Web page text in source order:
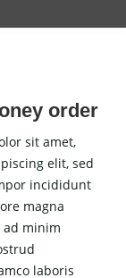
order
sit amet,
elit, sed
incididunt
magna
ad minim
laboris